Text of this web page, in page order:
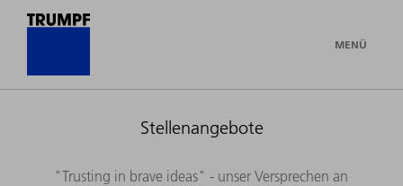
MENÜ
Stellenangebote
"Trusting in brave ideas" - unser Versprechen an